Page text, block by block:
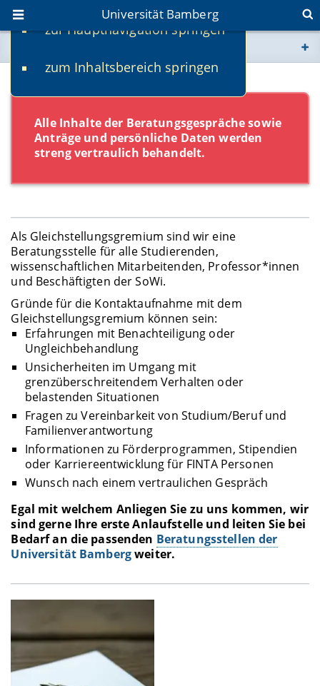
zur Hauptnavigation springen
zum Inhaltsbereich springen
Universität Bamberg
www.uni-bamberg.de
fis.uni-bamberg.de
Beratung
Alle Inhalte der Beratungsgespräche sowie
Anträge und persönliche Daten werden
streng vertraulich behandelt.
Als Gleichstellungsgremium sind wir eine
Beratungsstelle für alle Studierenden,
wissenschaftlichen Mitarbeitenden, Professor*innen
und Beschäftigten der SoWi.
Gründe für die Kontaktaufnahme mit dem
Gleichstellungsgremium können sein:
Erfahrungen mit Benachteiligung oder
Ungleichbehandlung
Unsicherheiten im Umgang mit
grenzüberschreitendem Verhalten oder
belastenden Situationen
Fragen zu Vereinbarkeit von Studium/Beruf und
Familienverantwortung
Informationen zu Förderprogrammen, Stipendien
oder Karriereentwicklung für FINTA Personen
Wunsch nach einem vertraulichen Gespräch
Egal mit welchem Anliegen Sie zu uns kommen, wir
sind gerne Ihre erste Anlaufstelle und leiten Sie bei
Bedarf an die passenden Beratungsstellen der
Universität Bambergweiter.